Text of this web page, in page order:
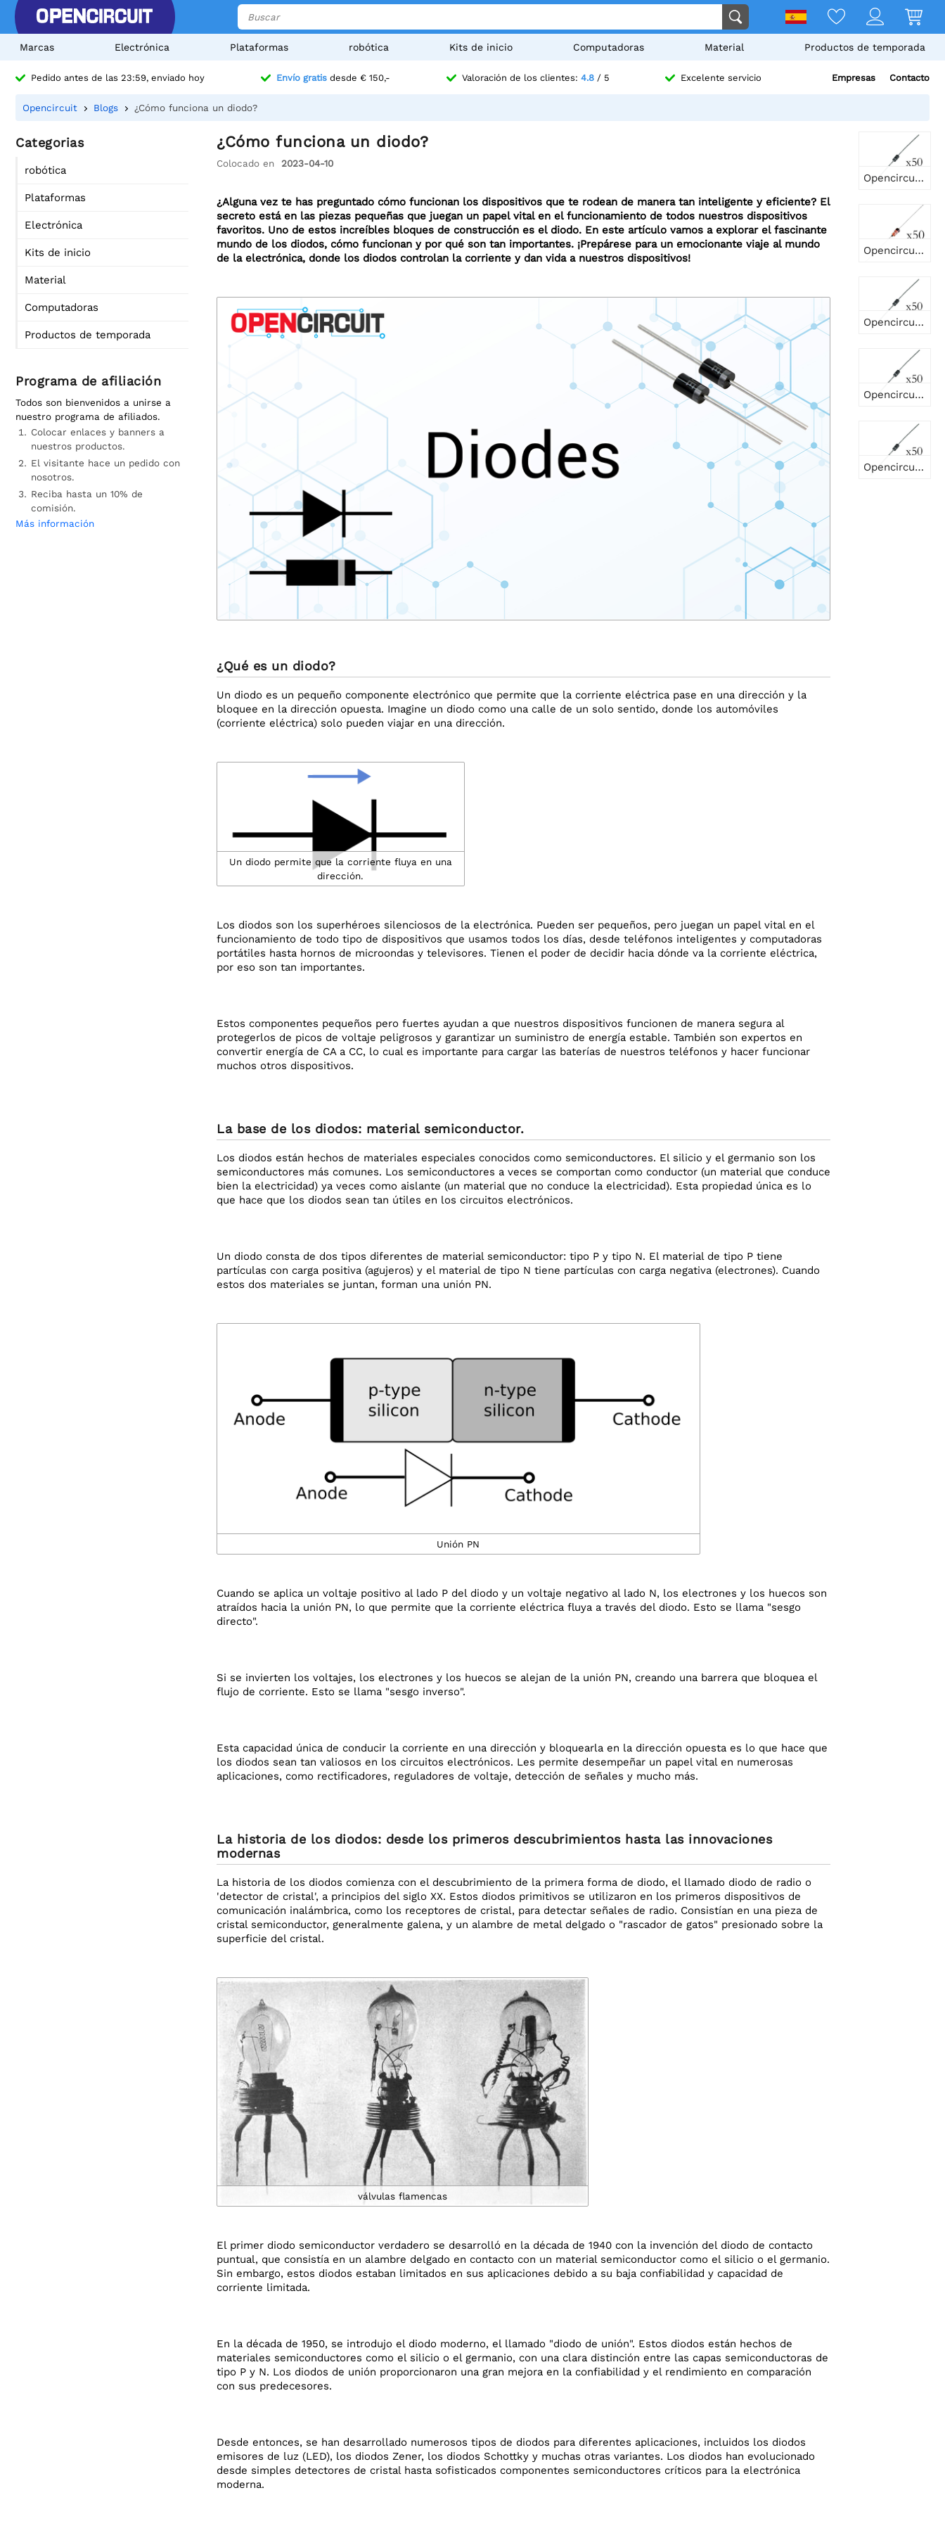
Marcas Electrónica Plataformas robótica Kits de inicio Computadoras Material Productos de temporada
Pedido antes de las 23:59, enviado hoy Envío gratisdesde € 150,- Valoración de los clientes: 4.8/ 5 Excelente servicio Empresas Contacto
Opencircuit Blogs ¿Cómo funciona un diodo?
Categorias
robótica
Plataformas
Electrónica
Kits de inicio
Material
Computadoras
Productos de temporada
Programa de afiliación
Todos son bienvenidos a unirse a
nuestro programa de afiliados.
Colocar enlaces y banners a
nuestros productos.
El visitante hace un pedido con
nosotros.
Reciba hasta un 10% de
comisión.
Más información
¿Cómo funciona un diodo?
Colocado en 2023-04-10
¿Alguna vez te has preguntado cómo funcionan los dispositivos que te rodean de manera tan inteligente y eficiente? El
secreto está en las piezas pequeñas que juegan un papel vital en el funcionamiento de todos nuestros dispositivos
favoritos. Uno de estos increíbles bloques de construcción es el diodo. En este artículo vamos a explorar el fascinante
mundo de los diodos, cómo funcionan y por qué son tan importantes. ¡Prepárese para un emocionante viaje al mundo
de la electrónica, donde los diodos controlan la corriente y dan vida a nuestros dispositivos!
¿Qué es un diodo?
Un diodo es un pequeño componente electrónico que permite que la corriente eléctrica pase en una dirección y la
bloquee en la dirección opuesta. Imagine un diodo como una calle de un solo sentido, donde los automóviles
(corriente eléctrica) solo pueden viajar en una dirección.
Un diodo permite que la corriente fluya en una
dirección.
Los diodos son los superhéroes silenciosos de la electrónica. Pueden ser pequeños, pero juegan un papel vital en el
funcionamiento de todo tipo de dispositivos que usamos todos los días, desde teléfonos inteligentes y computadoras
portátiles hasta hornos de microondas y televisores. Tienen el poder de decidir hacia dónde va la corriente eléctrica,
por eso son tan importantes.
Estos componentes pequeños pero fuertes ayudan a que nuestros dispositivos funcionen de manera segura al
protegerlos de picos de voltaje peligrosos y garantizar un suministro de energía estable. También son expertos en
convertir energía de CA a CC, lo cual es importante para cargar las baterías de nuestros teléfonos y hacer funcionar
muchos otros dispositivos.
La base de los diodos: material semiconductor.
Los diodos están hechos de materiales especiales conocidos como semiconductores. El silicio y el germanio son los
semiconductores más comunes. Los semiconductores a veces se comportan como conductor (un material que conduce
bien la electricidad) ya veces como aislante (un material que no conduce la electricidad). Esta propiedad única es lo
que hace que los diodos sean tan útiles en los circuitos electrónicos.
Un diodo consta de dos tipos diferentes de material semiconductor: tipo P y tipo N. El material de tipo P tiene
partículas con carga positiva (agujeros) y el material de tipo N tiene partículas con carga negativa (electrones). Cuando
estos dos materiales se juntan, forman una unión PN.
Unión PN
Cuando se aplica un voltaje positivo al lado P del diodo y un voltaje negativo al lado N, los electrones y los huecos son
atraídos hacia la unión PN, lo que permite que la corriente eléctrica fluya a través del diodo. Esto se llama "sesgo
directo".
Si se invierten los voltajes, los electrones y los huecos se alejan de la unión PN, creando una barrera que bloquea el
flujo de corriente. Esto se llama "sesgo inverso".
Esta capacidad única de conducir la corriente en una dirección y bloquearla en la dirección opuesta es lo que hace que
los diodos sean tan valiosos en los circuitos electrónicos. Les permite desempeñar un papel vital en numerosas
aplicaciones, como rectificadores, reguladores de voltaje, detección de señales y mucho más.
La historia de los diodos: desde los primeros descubrimientos hasta las innovaciones
modernas
La historia de los diodos comienza con el descubrimiento de la primera forma de diodo, el llamado diodo de radio o
'detector de cristal', a principios del siglo XX. Estos diodos primitivos se utilizaron en los primeros dispositivos de
comunicación inalámbrica, como los receptores de cristal, para detectar señales de radio. Consistían en una pieza de
cristal semiconductor, generalmente galena, y un alambre de metal delgado o "rascador de gatos" presionado sobre la
superficie del cristal.
válvulas flamencas
El primer diodo semiconductor verdadero se desarrolló en la década de 1940 con la invención del diodo de contacto
puntual, que consistía en un alambre delgado en contacto con un material semiconductor como el silicio o el germanio.
Sin embargo, estos diodos estaban limitados en sus aplicaciones debido a su baja confiabilidad y capacidad de
corriente limitada.
En la década de 1950, se introdujo el diodo moderno, el llamado "diodo de unión". Estos diodos están hechos de
materiales semiconductores como el silicio o el germanio, con una clara distinción entre las capas semiconductoras de
tipo P y N. Los diodos de unión proporcionaron una gran mejora en la confiabilidad y el rendimiento en comparación
con sus predecesores.
Desde entonces, se han desarrollado numerosos tipos de diodos para diferentes aplicaciones, incluidos los diodos
emisores de luz (LED), los diodos Zener, los diodos Schottky y muchas otras variantes. Los diodos han evolucionado
desde simples detectores de cristal hasta sofisticados componentes semiconductores críticos para la electrónica
moderna.
Opencircuit Diodo rectificador 1N4002 100V 1A - 50 piezas
Opencircuit Diodos de barrera Scotty 1N60 50V 50mA - 50 piezas
Opencircuit Diodo rectificador 1N4006 800V 1A - 50 piezas
Opencircuit Diodo rectificador 1N4001 50V 1A - 50 piezas
Opencircuit Diodo rectificador 1N4004 400V 1A - 50 piezas